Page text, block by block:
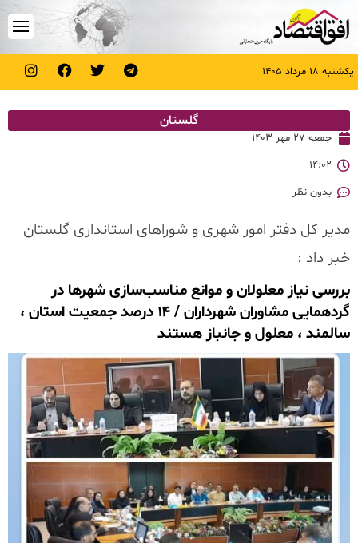
یکشنبه ۱۸ مرداد ۱۴۰۵
گلستان
جمعه ۲۷ مهر ۱۴۰۳
۱۴:۰۲
بدون نظر
مدیر کل دفتر امور شهری و شوراهای استانداری گلستان
خبر داد :
بررسی نیاز معلولان و موانع مناسب‌سازی شهرها در
گردهمایی مشاوران شهرداران / ۱۴ درصد جمعیت استان ،
سالمند ، معلول و جانباز هستند